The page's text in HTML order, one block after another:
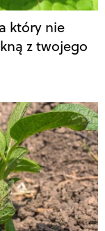
który nie
z twojego